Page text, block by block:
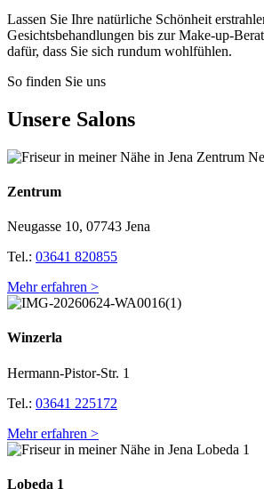
Lassen Sie Ihre natürliche Schönheit
Gesichtsbehandlungen bis zur Make-up-
dafür, dass Sie sich rundum wohlfühlen.
So finden Sie uns
Unsere Salons
Zentrum
Neugasse 10, 07743 Jena
Tel.: 03641 820855
Mehr erfahren >
Winzerla
Hermann-Pistor-Str. 1
Tel.: 03641 225172
Mehr erfahren >
Lobeda 1